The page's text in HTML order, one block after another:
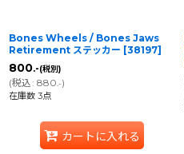
Bones Wheels / Bones Jaws
Retirement ステッカー [38197]
800.-(税別)
(税込: 880.-)
在庫数 3点
カートに入れる